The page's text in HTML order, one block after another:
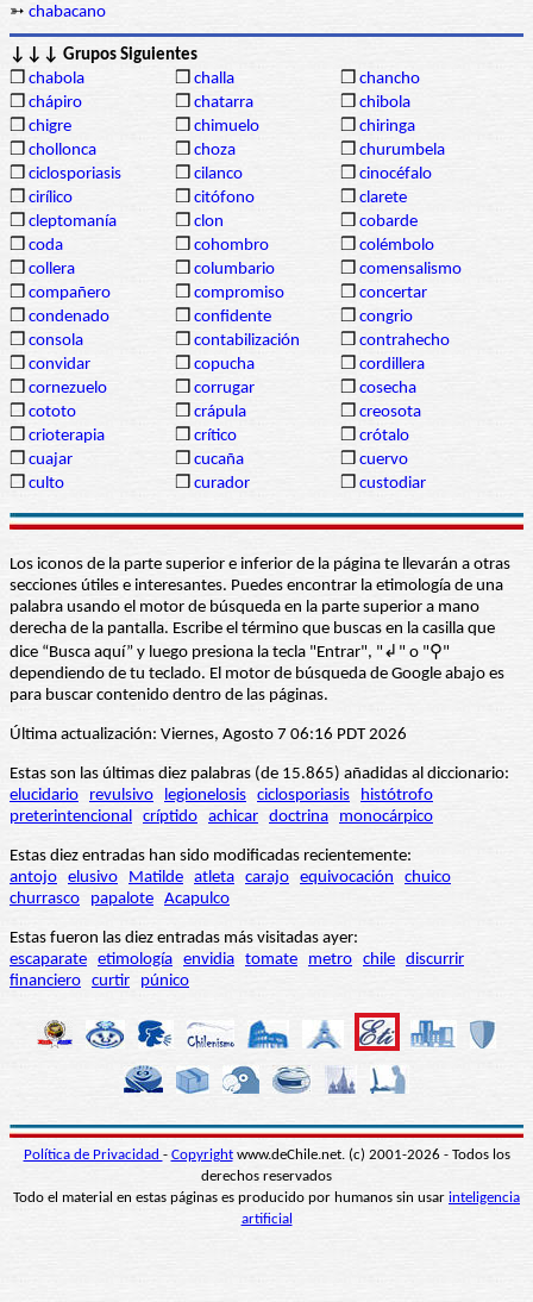
➳ chabacano
↓↓↓ Grupos Siguientes
❒ chabola ❒ challa ❒ chancho
❒ chápiro ❒ chatarra ❒ chibola
❒ chigre ❒ chimuelo ❒ chiringa
❒ chollonca ❒ choza ❒ churumbela
❒ ciclosporiasis ❒ cilanco ❒ cinocéfalo
❒ cirílico ❒ citófono ❒ clarete
❒ cleptomanía ❒ clon ❒ cobarde
❒ coda ❒ cohombro ❒ colémbolo
❒ collera ❒ columbario ❒ comensalismo
❒ compañero ❒ compromiso ❒ concertar
❒ condenado ❒ confidente ❒ congrio
❒ consola ❒ contabilización ❒ contrahecho
❒ convidar ❒ copucha ❒ cordillera
❒ cornezuelo ❒ corrugar ❒ cosecha
❒ cototo ❒ crápula ❒ creosota
❒ crioterapia ❒ crítico ❒ crótalo
❒ cuajar ❒ cucaña ❒ cuervo
❒ culto ❒ curador ❒ custodiar
Los iconos de la parte superior e inferior de la página te llevarán a otras
secciones útiles e interesantes. Puedes encontrar la etimología de una
palabra usando el motor de búsqueda en la parte superior a mano
derecha de la pantalla. Escribe el término que buscas en la casilla que
dice “Busca aquí” y luego presiona la tecla "Entrar", "↲" o "⚲"
dependiendo de tu teclado. El motor de búsqueda de Google abajo es
para buscar contenido dentro de las páginas.
Última actualización: Viernes, Agosto 7 06:16 PDT 2026
Estas son las últimas diez palabras (de 15.865) añadidas al diccionario:
elucidario
revulsivo legionelosis ciclosporiasis
histótrofo
preterintencional críptido achicar doctrina monocárpico
Estas diez entradas han sido modificadas recientemente:
antojo elusivo Matilde atleta carajo equivocación
chuico
churrasco
papalote Acapulco
Estas fueron las diez entradas más visitadas ayer:
escaparate etimología envidia tomate metro chile discurrir
financiero curtir púnico
Política de Privacidad - Copyrightwww.deChile.net. (c) 2001-2026 - Todos los
derechos reservados
Todo el material en estas páginas es producido por humanos sin usar inteligencia
artificial